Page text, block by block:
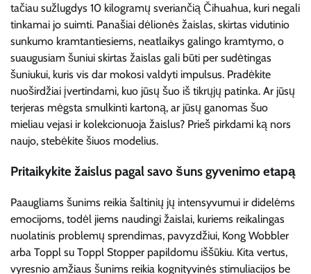
tačiau sužlugdys 10 kilogramų sveriančią Čihuahua, kuri negali
tinkamai jo suimti. Panašiai dėlionės žaislas, skirtas vidutinio
sunkumo kramtantiesiems, neatlaikys galingo kramtymo, o
suaugusiam šuniui skirtas žaislas gali būti per sudėtingas
šuniukui, kuris vis dar mokosi valdyti impulsus. Pradėkite
nuoširdžiai įvertindami, kuo jūsų šuo iš tikrųjų patinka. Ar jūsų
terjeras mėgsta smulkinti kartoną, ar jūsų ganomas šuo
mieliau vejasi ir kolekcionuoja žaislus? Prieš pirkdami ką nors
naujo, stebėkite šiuos modelius.
Pritaikykite žaislus pagal savo šuns gyvenimo etapą
Paaugliams šunims reikia šaltinių jų intensyvumui ir didelėms
emocijoms, todėl jiems naudingi žaislai, kuriems reikalingas
nuolatinis problemų sprendimas, pavyzdžiui, Kong Wobbler
arba Toppl su Toppl Stopper papildomu iššūkiu. Kita vertus,
vyresnio amžiaus šunims reikia kognityvinės stimuliacijos be